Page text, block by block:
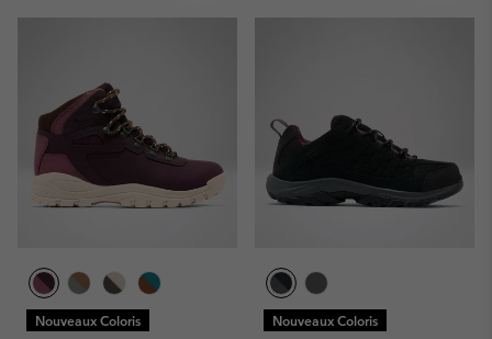
Nouveaux Coloris Nouveaux Coloris